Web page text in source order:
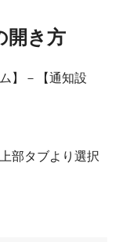
開き方
】－【通知設
部タブより選択